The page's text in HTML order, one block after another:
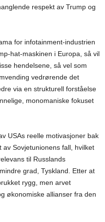
respekt av Trump og
for infotainment-industrien
hat-maskinen i Europa, så vil
hendelsene, så vel som
vedrørende det
via en strukturell forståelse
monomaniske fokuset
USAs reelle motivasjoner bak
Sovjetunionens fall, hvilket
til Russlands
grad, Tyskland. Etter at
rygg, men arvet
økonomiske allianser fra den